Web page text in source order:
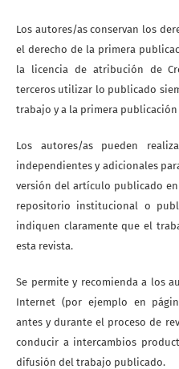
Los autores/as conservan los
el derecho de la primera
la licencia de atribución de
terceros utilizar lo publicado
trabajo y a la primera publicación
Los autores/as pueden
independientes y adicionales
versión del artículo publicado
repositorio institucional o
indiquen claramente que el
esta revista.
Se permite y recomienda a los
Internet (por ejemplo en
antes y durante el proceso de
conducir a intercambios
difusión del trabajo publicado.